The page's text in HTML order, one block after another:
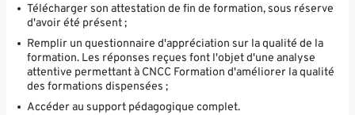
Télécharger son attestation de fin de formation, sous réserve
d'avoir été présent ;
Remplir un questionnaire d'appréciation sur la qualité de la
formation. Les réponses reçues font l'objet d'une analyse
attentive permettant à CNCC Formation d'améliorer la qualité
des formations dispensées ;
Accéder au support pédagogique complet.